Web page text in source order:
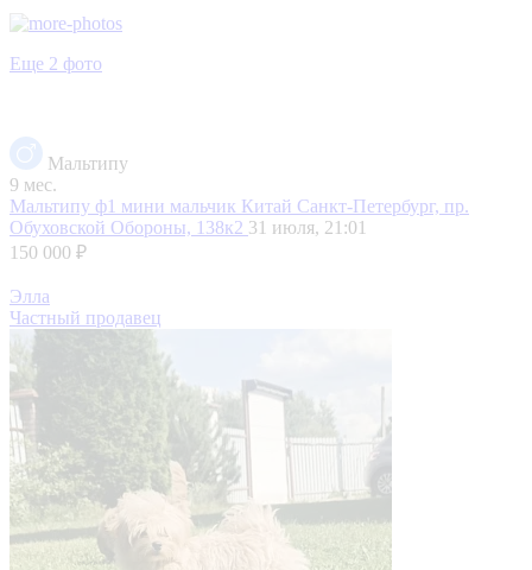
Еще 2 фото
Мальтипу
9 мес.
Мальтипу ф1 мини мальчик Китай Санкт-Петербург, пр.
Обуховской Обороны, 138к2 31 июля, 21:01
150 000 ₽
Элла
Частный продавец